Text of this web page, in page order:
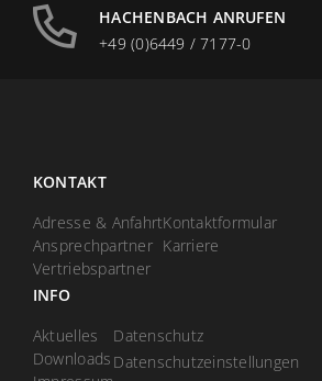
HACHENBACH ANRUFEN
+49 (0)6449 / 7177-0
KONTAKT
Adresse & Anfahrt
Ansprechpartner
Vertriebspartner
Kontaktformular
Karriere
INFO
Aktuelles
Downloads
Datenschutz
Datenschutzeinstellungen